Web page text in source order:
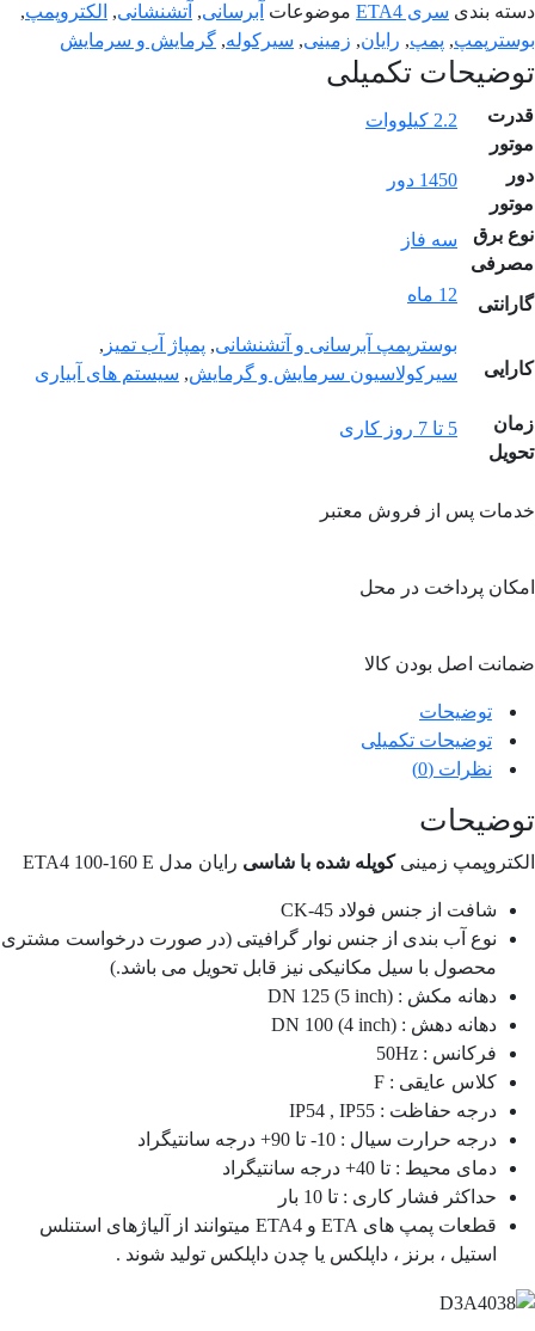
دسته بندی سری ETA4 موضوعات آبرسانی, آتشنشانی, الکتروپمپ,
بوسترپمپ, پمپ, رایان, زمینی, سیرکوله, گرمایش و سرمایش
توضیحات تکمیلی
قدرت
موتور
2.2 کیلووات
دور
موتور
1450 دور
نوع برق
مصرفی
سه فاز
گارانتی 12 ماه
کارایی
بوسترپمپ آبرسانی و آتشنشانی, پمپاژ آب تمیز ,
سیرکولاسیون سرمایش و گرمایش, سیستم های آبیاری
زمان
تحویل
5 تا 7 روز کاری
خدمات پس از فروش معتبر
امکان پرداخت در محل
ضمانت اصل بودن کالا
توضیحات
توضیحات تکمیلی
نظرات (0)
توضیحات
الکتروپمپ زمینیکوپله شده با شاسی رایان مدل ETA4 100-160 E
شافت از جنس فولاد CK-45
نوع آب بندی از جنس نوار گرافیتی (در صورت درخواست مشتری
محصول با سیل مکانیکی نیز قابل تحویل می باشد.)
دهانه مکش : DN 125 (5 inch)
دهانه دهش : DN 100 (4 inch)
فرکانس : 50Hz
کلاس عایقی : F
درجه حفاظت : IP54 , IP55
درجه حرارت سیال : 10- تا 90+ درجه سانتیگراد
دمای محیط : تا 40+ درجه سانتیگراد
حداکثر فشار کاری : تا 10 بار
قطعات پمپ های ETA و ETA4 میتوانند از آلیاژهای استنلس
استیل ، برنز ، داپلکس یا چدن داپلکس تولید شوند .